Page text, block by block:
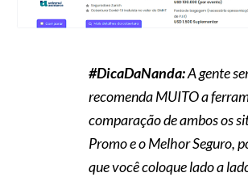
#DicaDaNanda:A gente
recomenda MUITO a
comparação de ambos os
Promo e o Melhor Seguro,
que você coloque lado a